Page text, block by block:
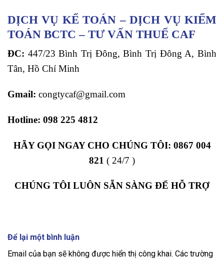
DỊCH VỤ KẾ TOÁN – DỊCH VỤ KIỂM
TOÁN BCTC – TƯ VẤN THUẾ CAF
ĐC: 447/23 Bình Trị Đông, Bình Trị Đông A, Bình
Tân, Hồ Chí Minh
Gmail: congtycaf@gmail.com
Hotline: 098 225 4812
HÃY GỌI NGAY CHO CHÚNG TÔI: 0867 004
821 ( 24/7 )
CHÚNG TÔI LUÔN SẴN SÀNG ĐỂ HỖ TRỢ
Để lại một bình luận
Email của bạn sẽ không được hiển thị công khai. Các trường